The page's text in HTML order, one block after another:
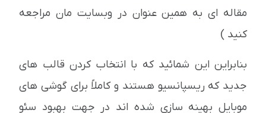
مقاله ای به همین عنوان در وبسایت مان مراجعه
کنید )
بنابراین این شمائید که با انتخاب کردن قالب های
جدید که ریسپانسیو هستند و کاملاً برای گوشی های
موبایل بهینه سازی شده اند در جهت بهبود سئو